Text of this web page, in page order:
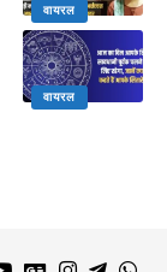
वायरल
वायरल